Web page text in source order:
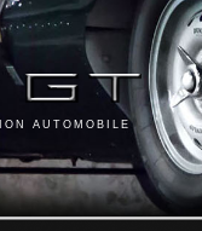
AUTOMOBILE